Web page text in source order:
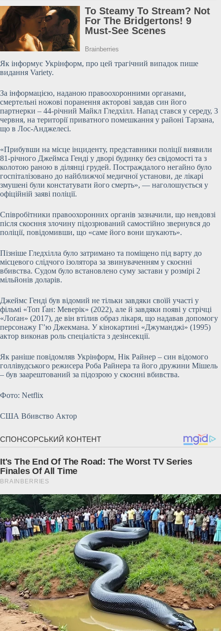
Як інформує Укрінформ, про цей трагічний випадок пише
видання Variety.
За інформацією, наданою правоохоронними органами,
смертельні ножові поранення акторові завдав син його
партнерки – 44-річний Майкл Гледхілл. Напад стався у середу, 3
червня, на території приватного помешкання у районі Тарзана,
що в Лос-Анджелесі.
«Прибувши на місце інциденту, представники поліції виявили
81-річного Джеймса Генді у дворі будинку без свідомості та з
колотою раною в ділянці грудей. Постраждалого негайно було
госпіталізовано до найближчої медичної установи, де лікарі
змушені були констатувати його смерть», — наголошується у
офіційній заяві поліції.
Співробітники правоохоронних органів зазначили, що невдовзі
після скоєння злочину підозрюваний самостійно звернувся до
поліції, повідомивши, що «саме його вони шукають».
Пізніше Гледхілла було затримано та поміщено під варту до
місцевого слідчого ізолятора за звинуваченням у скоєнні
вбивства. Судом було встановлено суму застави у розмірі 2
мільйонів доларів.
Джеймс Генді був відомий не тільки завдяки своїй участі у
фільмі «Топ Ґан: Меверік» (2022), але й завдяки появі у стрічці
«Лоґан» (2017), де він втілив образ лікаря, що надавав допомогу
персонажу Г’ю Джекмана. У кінокартині «Джуманджі» (1995)
актор виконав роль спеціаліста з дезінсекції.
Як раніше повідомляв Укрінформ, Нік Райнер – син відомого
голлівудського режисера Роба Райнера та його дружини Мішель
– був заарештований за підозрою у скоєнні вбивства.
Фото: Netflix
США Вбивство Актор